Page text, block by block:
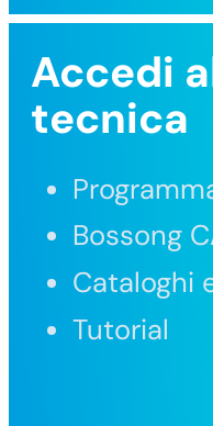
Accedi
tecnica
Bossong
Cataloghi
Tutorial